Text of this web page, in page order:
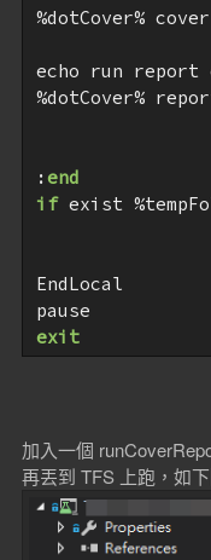
%dotCover%
echo run report
%dotCover%
:end
if exist
EndLocal
exit
加入一個
再丟到 TFS 上跑，如下